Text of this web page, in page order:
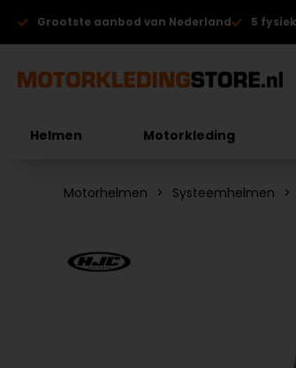
Grootste aanbod van Nederland 5
Helmen Motorkleding
Motorhelmen Systeemhelmen